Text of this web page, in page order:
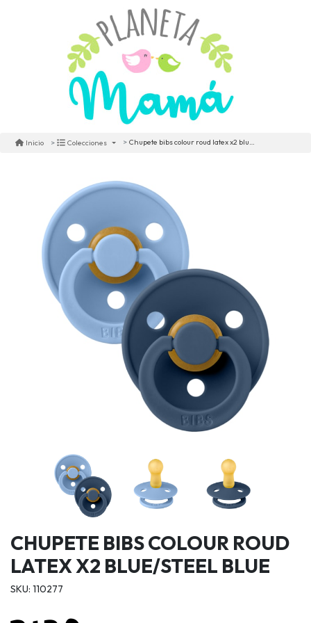
Inicio Colecciones Chupete bibs colour roud latex x2 blue/steel blue
CHUPETE BIBS COLOUR ROUD
LATEX X2 BLUE/STEEL BLUE
SKU: 110277